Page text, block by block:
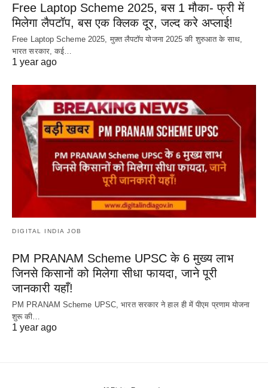
Free Laptop Scheme 2025, बस 1 मौका- फ्री में
मिलेगा लैपटॉप, बस एक क्लिक दूर, जल्द करे अप्लाई!
Free Laptop Scheme 2025, मुफ़्त लैपटॉप योजना 2025 की शुरुआत के साथ,
भारत सरकार, कई…
1 year ago
DIGITAL INDIA JOB
PM PRANAM Scheme UPSC के 6 मुख्य लाभ
जिनसे किसानों को मिलेगा सीधा फायदा, जाने पूरी
जानकारी यहाँ!
PM PRANAM Scheme UPSC, भारत सरकार ने हाल ही में पीएम प्रणाम योजना
शुरू की…
1 year ago